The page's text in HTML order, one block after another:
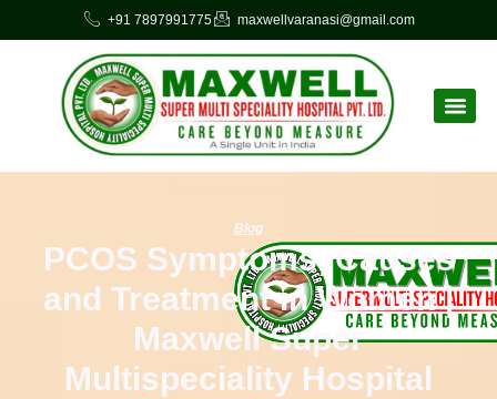
+91 7897991775 maxwellvaranasi@gmail.com
Blog
PCOS Symptoms, Causes
and Treatment in Women |
Maxwell Super
Multispeciality Hospital